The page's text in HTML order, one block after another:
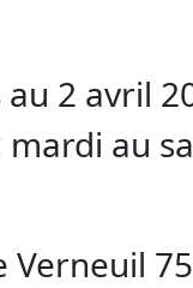
2 avril
au
Verneuil